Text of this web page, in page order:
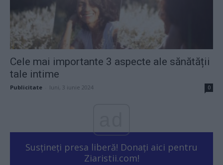
Cele mai importante 3 aspecte ale sănătății
tale intime
Publicitate luni, 3 iunie 2024 0
Susțineți presa liberă! Donați aici pentru
Ziaristii.com!